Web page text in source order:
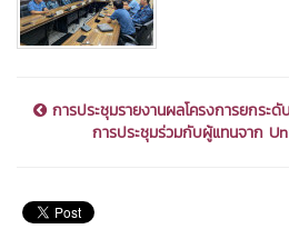
การประชุมรายงานผลโครงการยกระ
การประชุมร่วมกับผู้แทนจาก